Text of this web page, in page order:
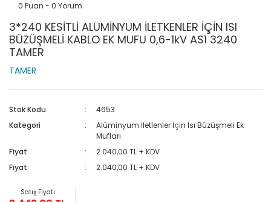
0 Puan - 0 Yorum
3*240 KESİTLİ ALÜMİNYUM İLETKENLER İÇİN ISI
BÜZÜŞMELİ KABLO EK MUFU 0,6-1kV AS1 3240
TAMER
TAMER
Stok Kodu
4653
Kategori
Alüminyum İletlenler İçin Isı Büzüşmeli Ek
Mufları
Fiyat
2.040,00 TL + KDV
Fiyat
2.040,00 TL + KDV
Satış Fiyatı